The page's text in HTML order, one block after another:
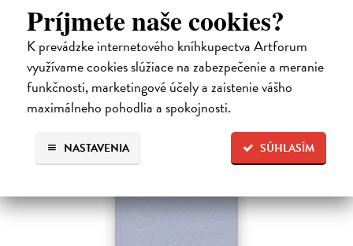
Príjmete naše cookies?
K prevádzke internetového kníhkupectva Artforum
využívame cookies slúžiace na zabezpečenie a meranie
funkčnosti, marketingové účely a zaistenie vášho
maximálneho pohodlia a spokojnosti.
SÚHLASÍM
NASTAVENIA
Ďalšie z kategórie dramatické
texty